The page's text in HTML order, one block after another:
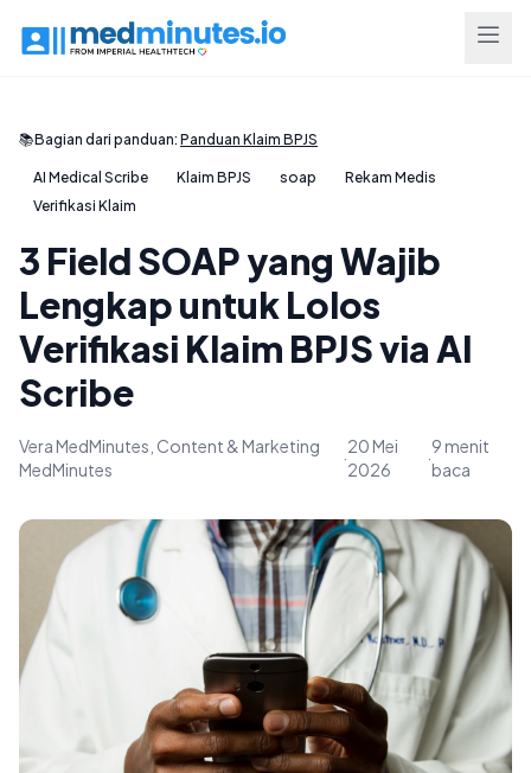
📚Bagian dari panduan: Panduan Klaim BPJS
AI Medical Scribe Klaim BPJS soap
Rekam Medis
Verifikasi Klaim
3 Field SOAP yang Wajib
Lengkap untuk Lolos
Verifikasi Klaim BPJS via AI
Scribe
Vera MedMinutes, Content & Marketing
MedMinutes
·
20 Mei
2026
·
9 menit
baca